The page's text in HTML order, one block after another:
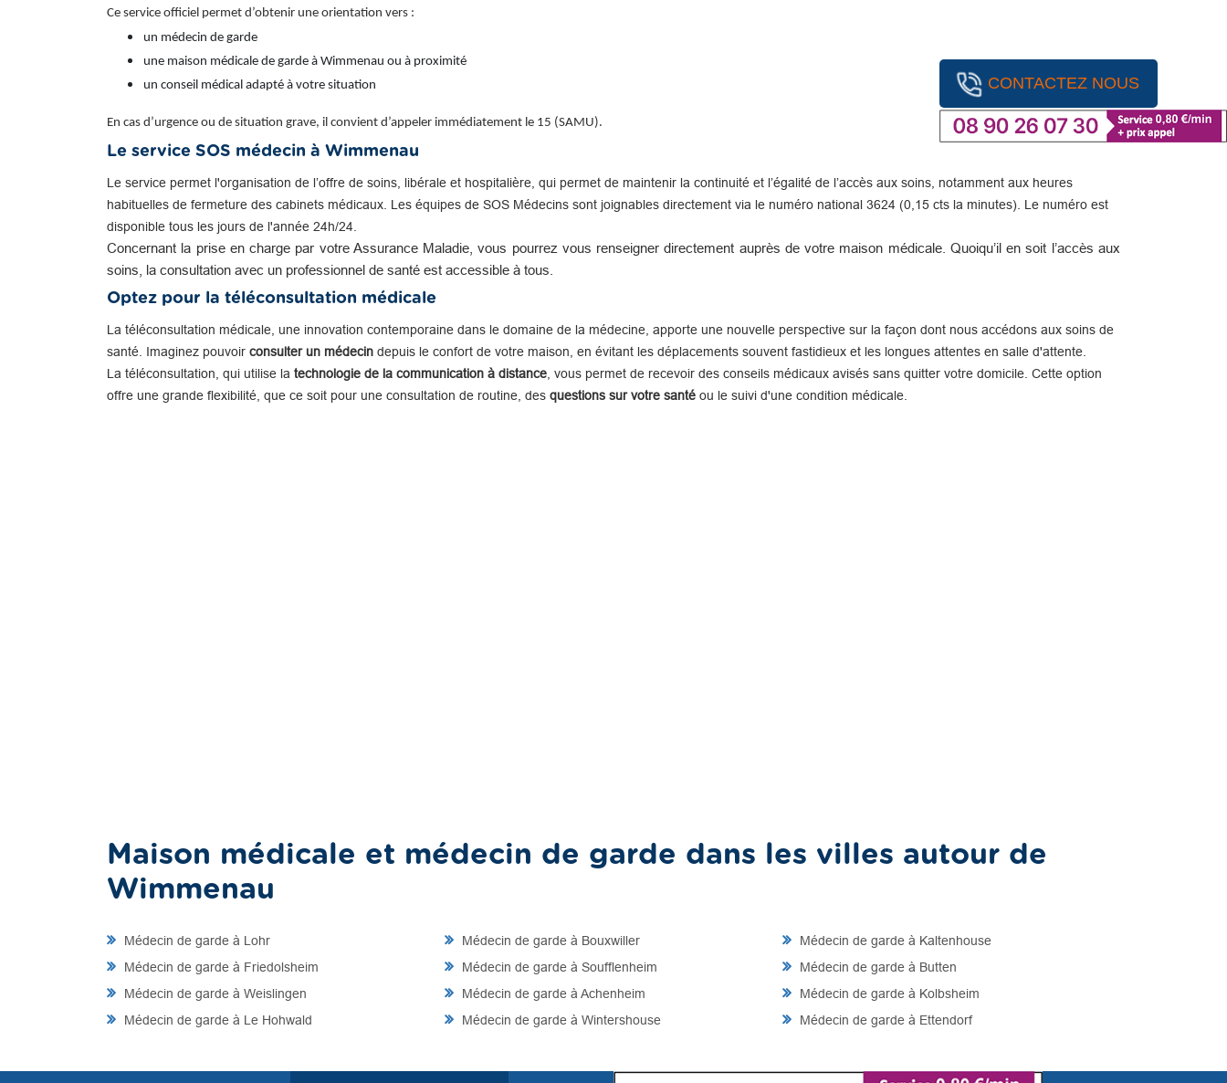
CONTACTEZ NOUS
Ce service officiel permet d’obtenir une orientation vers :
un médecin de garde
une maison médicale de garde à Wimmenau ou à proximité
un conseil médical adapté à votre situation
En cas d’urgence ou de situation grave, il convient d’appeler immédiatement le 15 (SAMU).
Le service SOS médecin à Wimmenau
Le service permet l'organisation de l’offre de soins, libérale et hospitalière, qui permet de maintenir la continuité et l’égalité de l’accès aux soins, notamment aux heures
habituelles de fermeture des cabinets médicaux. Les équipes de SOS Médecins sont joignables directement via le numéro national 3624 (0,15 cts la minutes). Le numéro est
disponible tous les jours de l'année 24h/24.
Concernant la prise en charge par votre Assurance Maladie, vous pourrez vous renseigner directement auprès de votre maison médicale. Quoiqu’il en soit l’accès aux
soins, la consultation avec un professionnel de santé est accessible à tous.
Optez pour la téléconsultation médicale
La téléconsultation médicale, une innovation contemporaine dans le domaine de la médecine, apporte une nouvelle perspective sur la façon dont nous accédons aux soins de
santé. Imaginez pouvoir consulter un médecin depuis le confort de votre maison, en évitant les déplacements souvent fastidieux et les longues attentes en salle d'attente.
La téléconsultation, qui utilise la technologie de la communication à distance , vous permet de recevoir des conseils médicaux avisés sans quitter votre domicile. Cette option
offre une grande flexibilité, que ce soit pour une consultation de routine, des questions sur votre santé ou le suivi d'une condition médicale.
Maison médicale et médecin de garde dans les villes autour de
Wimmenau
Médecin de garde à Lohr
Médecin de garde à Friedolsheim
Médecin de garde à Weislingen
Médecin de garde à Le Hohwald
Médecin de garde à Bouxwiller
Médecin de garde à Soufflenheim
Médecin de garde à Achenheim
Médecin de garde à Wintershouse
Médecin de garde à Kaltenhouse
Médecin de garde à Butten
Médecin de garde à Kolbsheim
Médecin de garde à Ettendorf